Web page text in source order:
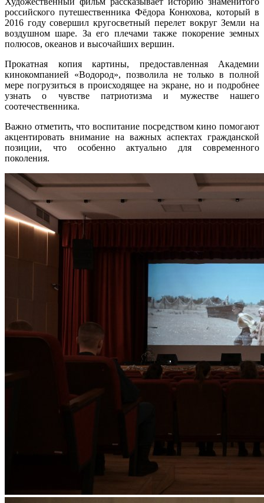
российского путешественника Фёдора Конюхова, который в
2016 году совершил кругосветный перелет вокруг Земли на
воздушном шаре. За его плечами также покорение земных
полюсов, океанов и высочайших вершин.
Прокатная копия картины, предоставленная Академии
кинокомпанией «Водород», позволила не только в полной
мере погрузиться в происходящее на экране, но и подробнее
узнать о чувстве патриотизма и мужестве нашего
соотечественника.
Важно отметить, что воспитание посредством кино помогают
акцентировать внимание на важных аспектах гражданской
позиции, что особенно актуально для современного
поколения.